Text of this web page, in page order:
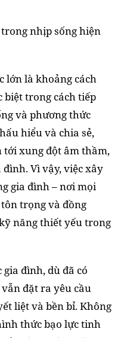
nhịp sống hiện
lớn là khoảng cách
biệt trong cách tiếp
và phương thức
hiểu và chia sẻ,
tới xung đột âm thầm,
Vì vậy, việc xây
gia đình – nơi mọi
trọng và đồng
năng thiết yếu trong
gia đình, dù đã có
đặt ra yêu cầu
liệt và bền bỉ. Không
thức bạo lực tinh